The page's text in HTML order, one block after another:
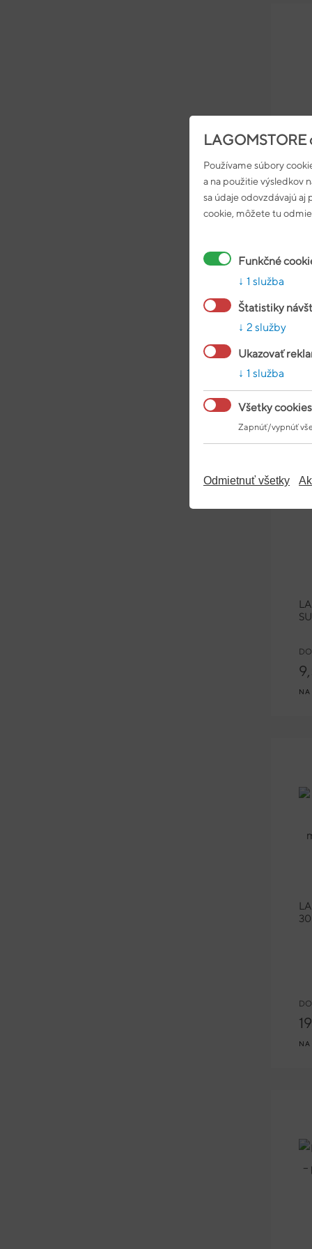
NA
NA
LAGOMSTORE
Používame súbory
a na použitie výsledkov
sa údaje odovzdávajú
cookie, môžete tu
Funkčné
1 služba
Štatistiky
2 služby
Ukazovať
1 služba
Všetky cookies
Zapnúť/vypnúť
Odmietnuť všetky